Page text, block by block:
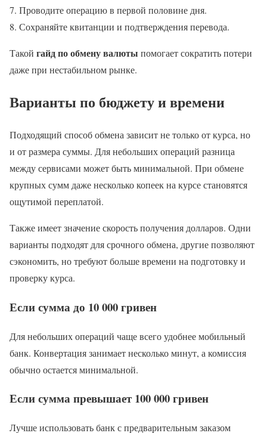
Проводите операцию в первой половине дня.
Сохраняйте квитанции и подтверждения перевода.
Такой гайд по обмену валюты помогает сократить потери
даже при нестабильном рынке.
Варианты по бюджету и времени
Подходящий способ обмена зависит не только от курса, но
и от размера суммы. Для небольших операций разница
между сервисами может быть минимальной. При обмене
крупных сумм даже несколько копеек на курсе становятся
ощутимой переплатой.
Также имеет значение скорость получения долларов. Одни
варианты подходят для срочного обмена, другие позволяют
сэкономить, но требуют больше времени на подготовку и
проверку курса.
Если сумма до 10 000 гривен
Для небольших операций чаще всего удобнее мобильный
банк. Конвертация занимает несколько минут, а комиссия
обычно остается минимальной.
Если сумма превышает 100 000 гривен
Лучше использовать банк с предварительным заказом